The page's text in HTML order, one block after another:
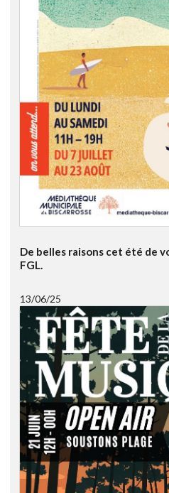
De belles raisons cet été de
FGL.
13/06/25